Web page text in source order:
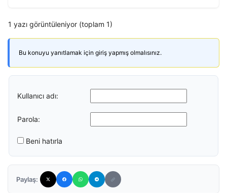
1 yazı görüntüleniyor (toplam 1)
Bu konuyu yanıtlamak için giriş yapmış olmalısınız.
Kullanıcı adı:
Parola:
Beni hatırla
Paylaş: